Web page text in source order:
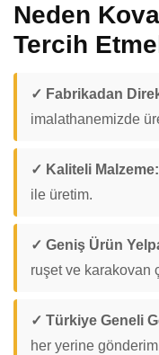
Neden
Tercih
✓ Fabrikadan
imalathanemizde
✓ Kaliteli Malzeme:
ile üretim.
✓ Geniş Ürün
ruşet ve karakovan
✓ Türkiye Geneli
her yerine gönderim